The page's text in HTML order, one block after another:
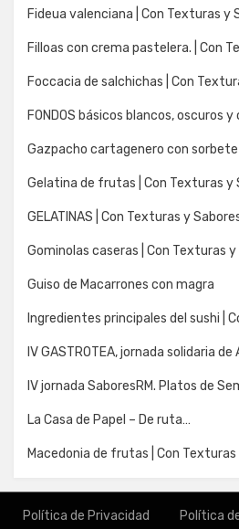
Fideua valenciana | Con Texturas y
Filloas con crema pastelera. | Con
Foccacia de salchichas | Con
FONDOS básicos blancos, oscuros
Gazpacho cartagenero con
Gelatina de frutas | Con Texturas y
GELATINAS | Con Texturas y
Gominolas caseras | Con Texturas y
Guiso de Macarrones con magra
Ingredientes principales del sushi |
IV GASTROTEA, jornada solidaria
IV jornada SaboresRM. Platos de
La Casa de Papel – De ruta…
Macedonia de frutas | Con Texturas
Política de Privacidad Política